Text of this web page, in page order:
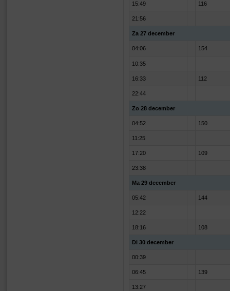
15:49 116
21:56
Za 27 december
04:06 154
10:35
16:33 112
22:44
Zo 28 december
04:52 150
11:25
17:20 109
23:38
Ma 29 december
05:42 144
12:22
18:16 108
Di 30 december
00:39
06:45 139
13:27